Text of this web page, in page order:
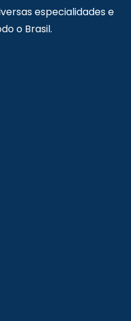
especialidades e
o Brasil.